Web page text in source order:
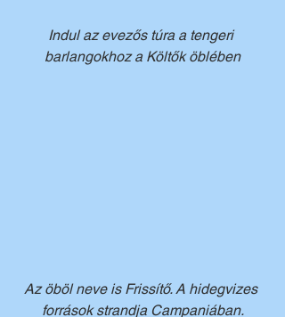
Indul az evezős túra a tengeri
barlangokhoz a Költők öblében
Az öböl neve is Frissítő. A hidegvizes
források strandja Campaniában.